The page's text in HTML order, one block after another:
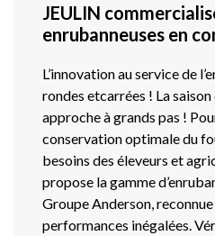
JEULIN
enrubanneuses en
L’innovation au service de
rondes etcarrées ! La saison
approche à grands pas !
conservation optimale du
besoins des éleveurs et
propose la gamme
Groupe Anderson,
performances inégalées.